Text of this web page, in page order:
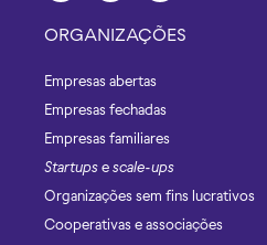
ORGANIZAÇÕES
Empresas abertas
Empresas fechadas
Empresas familiares
Startups e scale-ups
Organizações sem fins lucrativos
Cooperativas e associações